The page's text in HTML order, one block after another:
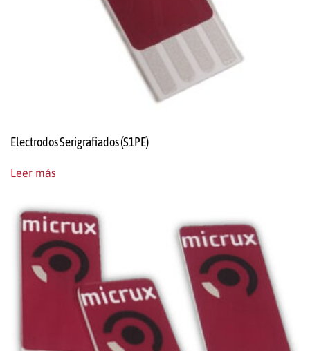
Electrodos Serigrafiados (S1PE)
Leer más